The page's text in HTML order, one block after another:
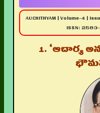
AUCHITHYAM | Volume-4 |
ISSN:
1. ‘ఆచార్య